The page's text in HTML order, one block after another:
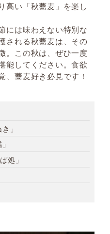
高い「秋蕎麦」を楽し
には味わえない特別な
される秋蕎麦は、その
。この秋は、ぜひ一度
能してください。食欲
、蕎麦好き必見です！
」
処」